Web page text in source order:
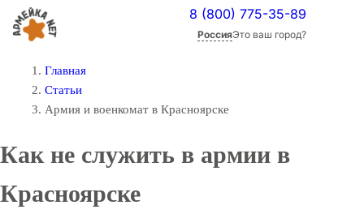
8 (800) 775-35-89
РоссияЭто ваш город?
Главная
Статьи
Армия и военкомат в Красноярске
Как не служить в армии в
Красноярске